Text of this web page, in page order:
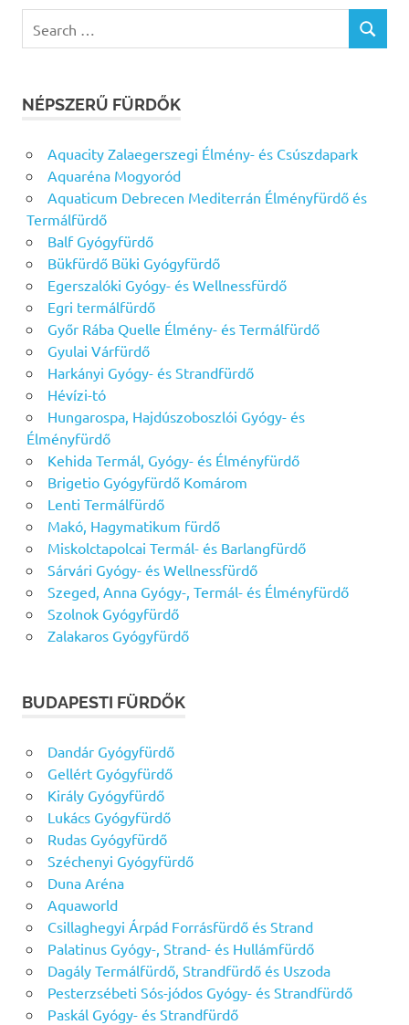
for:
SEARCH
NÉPSZERŰ FÜRDŐK
Aquacity Zalaegerszegi Élmény- és Csúszdapark
Aquaréna Mogyoród
Aquaticum Debrecen Mediterrán Élményfürdő és
Termálfürdő
Balf Gyógyfürdő
Bükfürdő Büki Gyógyfürdő
Egerszalóki Gyógy- és Wellnessfürdő
Egri termálfürdő
Győr Rába Quelle Élmény- és Termálfürdő
Gyulai Várfürdő
Harkányi Gyógy- és Strandfürdő
Hévízi-tó
Hungarospa, Hajdúszoboszlói Gyógy- és
Élményfürdő
Kehida Termál, Gyógy- és Élményfürdő
Brigetio Gyógyfürdő Komárom
Lenti Termálfürdő
Makó, Hagymatikum fürdő
Miskolctapolcai Termál- és Barlangfürdő
Sárvári Gyógy- és Wellnessfürdő
Szeged, Anna Gyógy-, Termál- és Élményfürdő
Szolnok Gyógyfürdő
Zalakaros Gyógyfürdő
BUDAPESTI FÜRDŐK
Dandár Gyógyfürdő
Gellért Gyógyfürdő
Király Gyógyfürdő
Lukács Gyógyfürdő
Rudas Gyógyfürdő
Széchenyi Gyógyfürdő
Duna Aréna
Aquaworld
Csillaghegyi Árpád Forrásfürdő és Strand
Palatinus Gyógy-, Strand- és Hullámfürdő
Dagály Termálfürdő, Strandfürdő és Uszoda
Pesterzsébeti Sós-jódos Gyógy- és Strandfürdő
Paskál Gyógy- és Strandfürdő